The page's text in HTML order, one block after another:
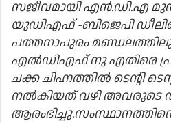
സജീവമായി എൻ.ഡി.എ
യുഡിഎഫ് -ബിജെപി
പത്തനാപുരം
എൽഡിഎഫ് നു എതിരെ
ചക്ക ചിഹ്നത്തിൽ ടെന്റി
നൽകിയത് വഴി അവരുടെ